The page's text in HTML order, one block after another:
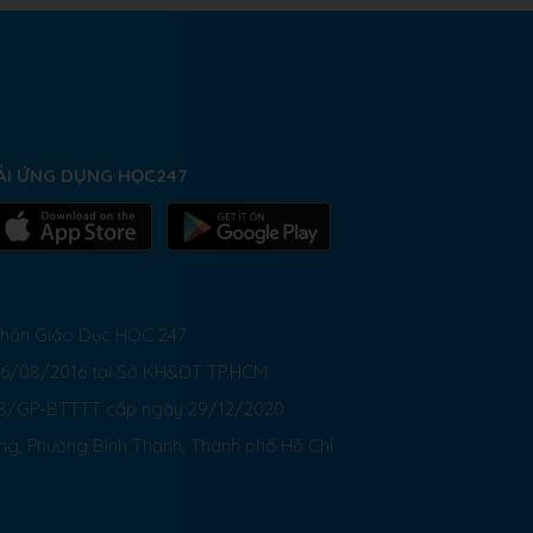
ỨNG DỤNG HỌC247
Giáo Dục HỌC 247
08/2016 tại Sở KH&ĐT TP.HCM
GP-BTTTT cấp ngày 29/12/2020
Phường Bình Thạnh, Thành phố Hồ Chí